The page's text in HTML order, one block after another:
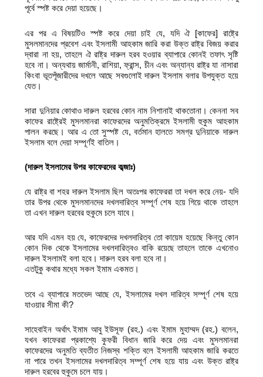
পূর্বে স্পষ্ট করে দেয়া হয়েছে।
এর পর এ বিষয়টিও স্পষ্ট করে দেয়া চাই যে, যদি ঐ [কাফের] রাষ্ট্রে
মুসলমানদের প্রবেশ এবং ইসলামী আহকাম জারি করা উক্ত রাষ্ট্র বিজয় করার
দ্বারা না হয়, তাহলে ঐ রাষ্ট্র দারুল হরব হওয়ার ব্যাপারে কোনই তফাৎ সৃষ্টি
হবে না। অন্যথায় জার্মানী, রাশিয়া, ফ্রান্স, চীন এবং অন্যান্য রাষ্ট্র যা নাসারা
কিংবা ভূতপূঁজারীদের দখলে আছে সবগুলোই দারুল ইসলাম বলার উপযুক্ত হয়ে
যেত।
সারা দুনিয়ার কোথাও দারুল হরবের কোন নাম নিশানাই থাকতোনা। কেননা সব
কাফের রাষ্ট্রেই মুসলমানরা কাফেরদের অনুমতিক্রমে ইসলামী হুকুম আহকাম
পালন করছে। আর এ তো সুস্পষ্ট যে, বর্তমান হালতে সমগ্র দুনিয়াকে দারুল
ইসলাম বলে দেয়া সম্পূর্ণই বাতিল।
(দারুল ইসলামের উপর কাফেরদের কব্জাঃ)
যে রাষ্ট্র বা শহর দারুল ইসলাম ছিল অতঃপর কাফেররা তা দখল করে নেয়- যদি
তার উপর থেকে মুসলমানদের দখলদারিত্ব সম্পূর্ণ শেষ হয়ে গিয়ে থাকে তাহলে
তা এখন দারুল হরবের হুকুমে চলে যাবে।
আর যদি এমন হয় যে, কাফেরদের দখলদারিত্ব তো কায়েম হয়েছে কিন্তু কোন
কোন দিক থেকে ইসলামের দখলদারিত্বও বাকি রয়েছে তাহলে তাকে এখনোও
দারুল ইসলামই বলা হবে। দারুল হরব বলা হবে না।
এতটুকু কথার মধ্যে সকল ইমাম একমত।
তবে এ ব্যাপারে মতভেদ আছে যে, ইসলামের দখল দারিত্ব সম্পূর্ণ শেষ হয়ে
যাওয়ার সীমা কী?
সাহেবাইন অর্থাৎ ইমাম আবু ইউসূফ (রহ.) এবং ইমাম মুহাম্মদ (রহ.) বলেন,
যখন কাফেররা প্রকাশ্যে কুফরী বিধান জারি করে দেয় এবং মুসলমানরা
কাফেরদের অনুমতি ব্যতীত নিজস্ব শক্তি বলে ইসলামী আহকাম জারি করতে
না পারে তখন ইসলামের দখলদারিত্ব সম্পূর্ণ শেষ হয়ে যায় এবং উক্ত রাষ্ট্র
দারুল হরবের হুকুমে চলে যায়।